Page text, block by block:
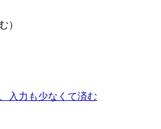
）
入力も少なくて済む